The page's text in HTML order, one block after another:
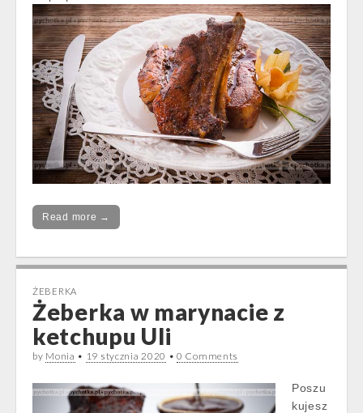
Read more →
ŻEBERKA
Żeberka w marynacie z
ketchupu Uli
by Monia • 19 stycznia 2020 •0 Comments
Poszu
kujesz